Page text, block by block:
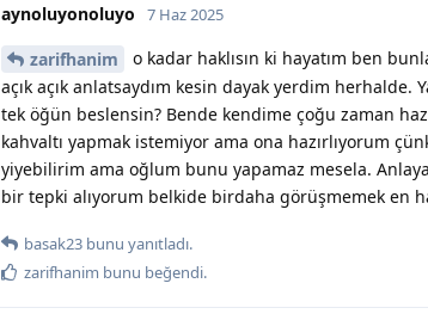
aynoluyonoluyo 7 Haz 2025
zarifhanim
o kadar haklısın ki hayatım ben
açık açık anlatsaydım kesin dayak yerdim herhalde.
tek öğün beslensin? Bende kendime çoğu zaman
kahvaltı yapmak istemiyor ama ona hazırlıyorum
yiyebilirim ama oğlum bunu yapamaz mesela.
bir tepki alıyorum belkide birdaha görüşmemek en
basak23 bunu yanıtladı.
zarifhanim bunu beğendi.